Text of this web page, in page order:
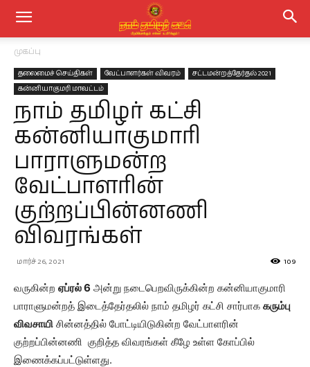
முகப்பு
தலைமைச் செய்திகள் வேட்பாளர்கள் விவரம்
சட்டமன்றத்தேர்தல் 2021
கன்னியாகுமரி மாவட்டம்
நாம் தமிழர் கட்சி
கன்னியாகுமாரி
பாராளுமன்ற
வேட்பாளரின்
குற்றப்பின்னணி
விவரங்கள்
மார்ச் 26, 2021 109
வருகின்ற ஏப்ரல் 6 அன்று நடைபெறவிருக்கின்ற கன்னியாகுமாரி
பாராளுமன்றத் இடைத்தேர்தலில் நாம் தமிழர் கட்சி சார்பாக கரும்பு
விவசாயி சின்னத்தில் போட்டியிடுகின்ற வேட்பாளரின்
குற்றப்பின்னணி குறித்த விவரங்கள் கீழே உள்ள கோப்பில்
இணைக்கப்பட்டுள்ளது.